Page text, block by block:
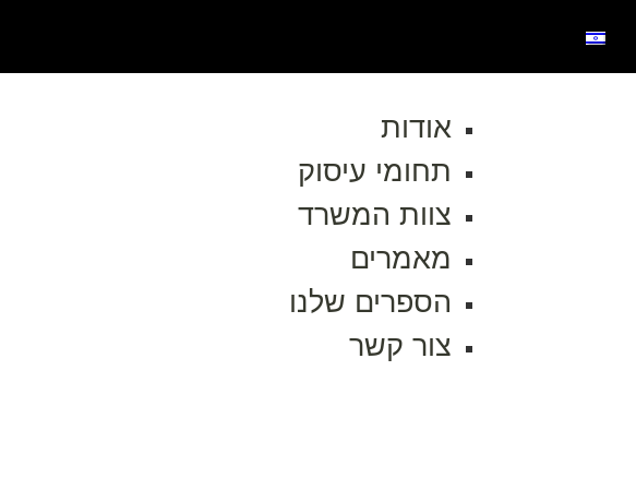
אודות
תחומי עיסוק
צוות המשרד
מאמרים
הספרים שלנו
צור קשר